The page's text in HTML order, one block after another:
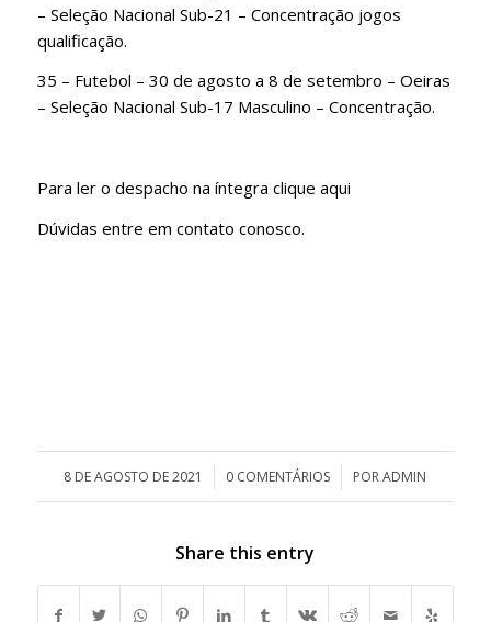
– Seleção Nacional Sub-21 – Concentração jogos
qualificação.
35 – Futebol – 30 de agosto a 8 de setembro – Oeiras
– Seleção Nacional Sub-17 Masculino – Concentração.
Para ler o despacho na íntegra clique aqui
Dúvidas entre em contato conosco.
8 DE AGOSTO DE 2021
/ 0 COMENTÁRIOS
/ PORADMIN
Share this entry